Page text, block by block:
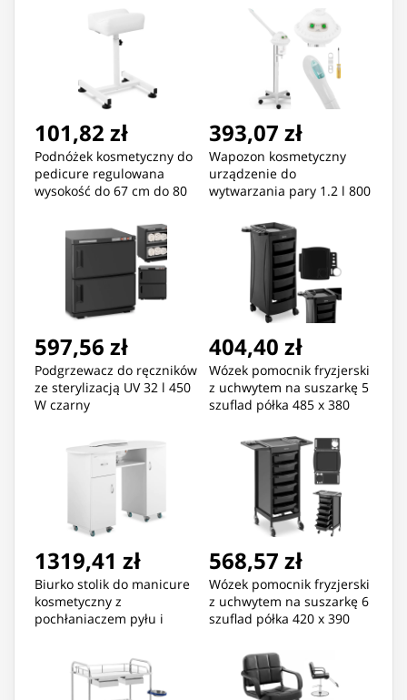
101,82 zł
Podnóżek kosmetyczny do
pedicure regulowana
wysokość do 67 cm do 80
393,07 zł
Wapozon kosmetyczny
urządzenie do
wytwarzania pary 1.2 l 800
597,56 zł
Podgrzewacz do ręczników
ze sterylizacją UV 32 l 450
W czarny
404,40 zł
Wózek pomocnik fryzjerski
z uchwytem na suszarkę 5
szuflad półka 485 x 380
1319,41 zł
Biurko stolik do manicure
kosmetyczny z
pochłaniaczem pyłu i
568,57 zł
Wózek pomocnik fryzjerski
z uchwytem na suszarkę 6
szuflad półka 420 x 390